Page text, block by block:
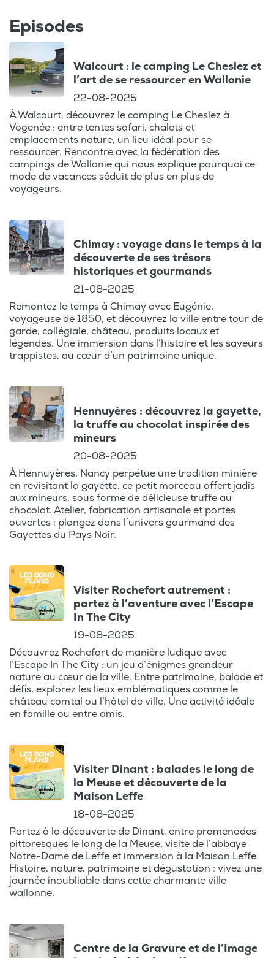
les adresses
méconnues près
VISITWallonia.
Episodes
Walcourt : le camping Le Cheslez et
l’art de se ressourcer en Wallonie
22-08-2025
À Walcourt, découvrez le camping Le Cheslez à
Vogenée : entre tentes safari, chalets et
emplacements nature, un lieu idéal pour se
ressourcer. Rencontre avec la fédération des
campings de Wallonie qui nous explique pourquoi ce
mode de vacances séduit de plus en plus de
voyageurs.
Chimay : voyage dans le temps à la
découverte de ses trésors
historiques et gourmands
21-08-2025
Remontez le temps à Chimay avec Eugénie,
voyageuse de 1850, et découvrez la ville entre tour de
garde, collégiale, château, produits locaux et
légendes. Une immersion dans l’histoire et les saveurs
trappistes, au cœur d’un patrimoine unique.
Hennuyères : découvrez la gayette,
la truffe au chocolat inspirée des
mineurs
20-08-2025
À Hennuyères, Nancy perpétue une tradition minière
en revisitant la gayette, ce petit morceau offert jadis
aux mineurs, sous forme de délicieuse truffe au
chocolat. Atelier, fabrication artisanale et portes
ouvertes : plongez dans l’univers gourmand des
Gayettes du Pays Noir.
Visiter Rochefort autrement :
partez à l’aventure avec l’Escape
In The City
19-08-2025
Découvrez Rochefort de manière ludique avec
l’Escape In The City : un jeu d’énigmes grandeur
nature au cœur de la ville. Entre patrimoine, balade et
défis, explorez les lieux emblématiques comme le
château comtal ou l’hôtel de ville. Une activité idéale
en famille ou entre amis.
Visiter Dinant : balades le long de
la Meuse et découverte de la
Maison Leffe
18-08-2025
Partez à la découverte de Dinant, entre promenades
pittoresques le long de la Meuse, visite de l’abbaye
Notre-Dame de Leffe et immersion à la Maison Leffe.
Histoire, nature, patrimoine et dégustation : vivez une
journée inoubliable dans cette charmante ville
wallonne.
Centre de la Gravure et de l’Image